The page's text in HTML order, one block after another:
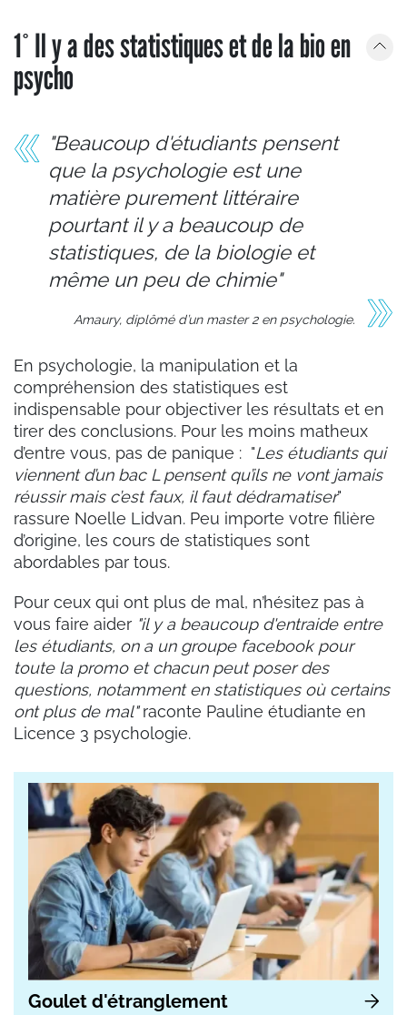
1° Il y a des statistiques et de la bio en
psycho
"Beaucoup d'étudiants pensent
que la psychologie est une
matière purement littéraire
pourtant il y a beaucoup de
statistiques, de la biologie et
même un peu de chimie"
Amaury, diplômé d’un master 2 en psychologie.
En psychologie, la manipulation et la
compréhension des statistiques est
indispensable pour objectiver les résultats et en
tirer des conclusions. Pour les moins matheux
d’entre vous, pas de panique : "Les étudiants qui
viennent d’un bac L pensent qu’ils ne vont jamais
réussir mais c’est faux, il faut dédramatiser"
rassure Noelle Lidvan. Peu importe votre filière
d’origine, les cours de statistiques sont
abordables par tous.
Pour ceux qui ont plus de mal, n’hésitez pas à
vous faire aider "il y a beaucoup d'entraide entre
les étudiants, on a un groupe facebook pour
toute la promo et chacun peut poser des
questions, notamment en statistiques où certains
ont plus de mal"raconte Pauline étudiante en
Licence 3 psychologie.
Goulet d'étranglement